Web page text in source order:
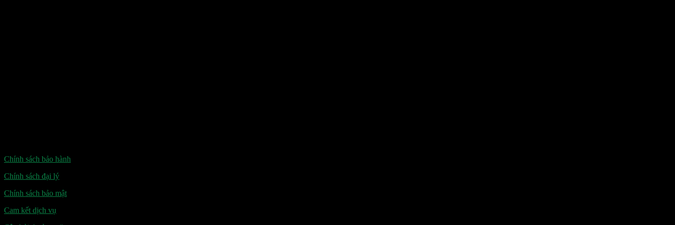
Chính sách bảo hành
Chính sách đại lý
Chính sách bảo mật
Cam kết dịch vụ